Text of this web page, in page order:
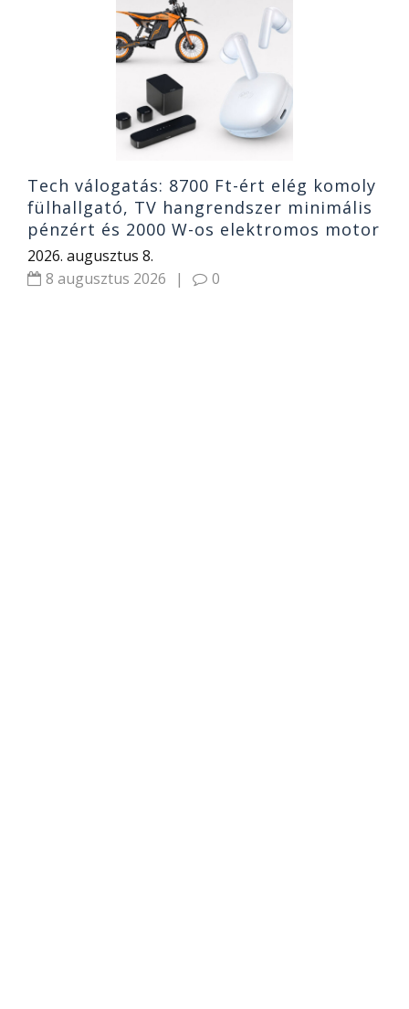
Tech válogatás: 8700 Ft-ért elég komoly
fülhallgató, TV hangrendszer minimális
pénzért és 2000 W-os elektromos motor
2026. augusztus 8.
8 augusztus 2026
| 0